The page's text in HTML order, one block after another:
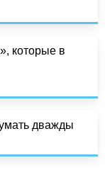
которые в
дважды